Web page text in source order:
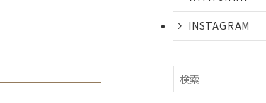
INSTAGRAM